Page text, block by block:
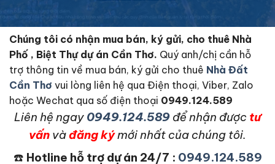
Chúng tôi có nhận mua bán, ký gửi, cho thuê Nhà
Phố , Biệt Thự dự án Cần Thơ. Quý anh/chị cần hỗ
trợ thông tin về mua bán, ký gửi cho thuê Nhà Đất
Cần Thơ vui lòng liên hệ qua Điện thoại, Viber, Zalo
hoặc Wechat qua số điện thoại 0949.124.589
Liên hệ ngay 0949.124.589 để nhận được tư
vấn vàđăng kýmới nhất của chúng tôi.
☎️ Hotline hỗ trợ dự án 24/7 : 0949.124.589